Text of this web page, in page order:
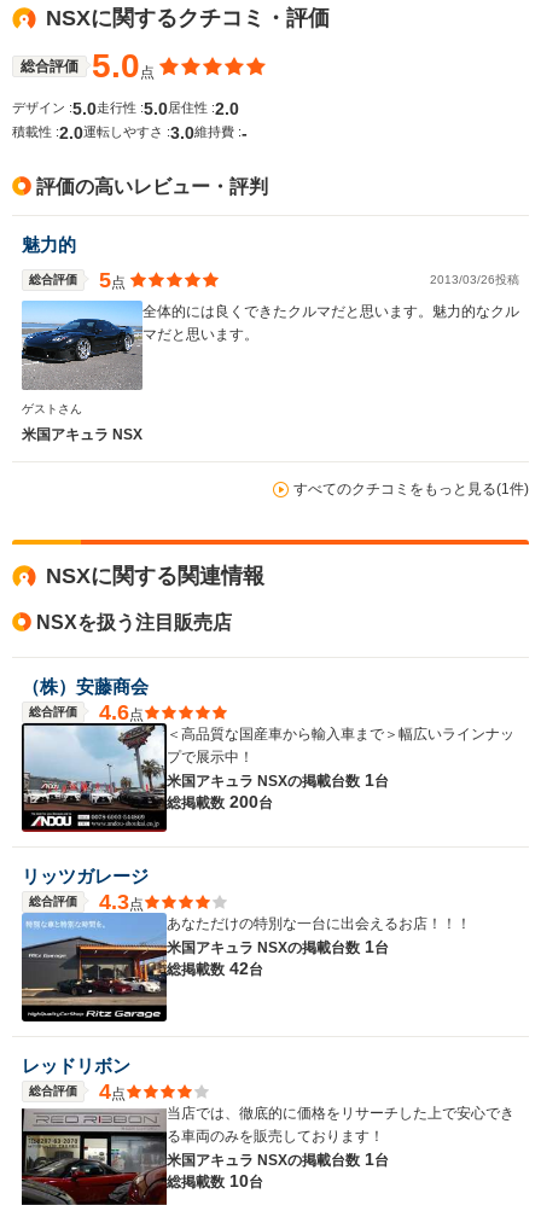
サイズ
(全長x全幅x全高)
WLTCモード
燃費
駆動方式
-m
-m
4WD
3500cc
4WD
2500～
FF
NSXに関するクチコミ・評価
総合評価 5.0点
デザイン :5.0走行性 :5.0 居住性 :2.0
積載性 :2.0運転しやすさ :3.0維持費 :-
評価の高いレビュー・評判
魅力的
総合評価 5点 2013/03/26投稿
全体的には良くできたクルマだと思います。魅力的なクル
マだと思います。
ゲストさん
米国アキュラ NSX
すべてのクチコミをもっと見る(1件)
NSXに関する関連情報
NSXを扱う注目販売店
（株）安藤商会
総合評価 4.6点
＜高品質な国産車から輸入車まで＞幅広いラインナッ
プで展示中！
米国アキュラ NSXの掲載台数 1台
総掲載数 200台
リッツガレージ
総合評価 4.3点
あなただけの特別な一台に出会えるお店！！！
米国アキュラ NSXの掲載台数 1台
総掲載数 42台
レッドリボン
総合評価 4点
当店では、徹底的に価格をリサーチした上で安心でき
る車両のみを販売しております！
米国アキュラ NSXの掲載台数 1台
総掲載数 10台